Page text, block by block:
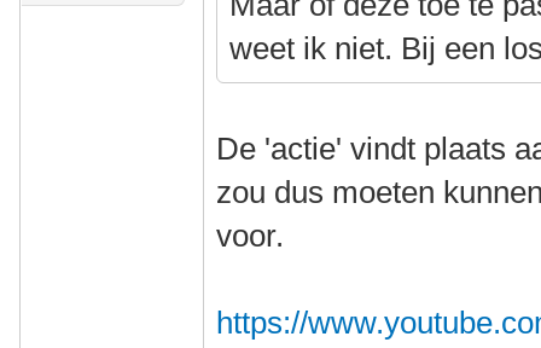
weet ik niet. Bij een
De 'actie' vindt plaats
zou dus moeten
voor.
https://